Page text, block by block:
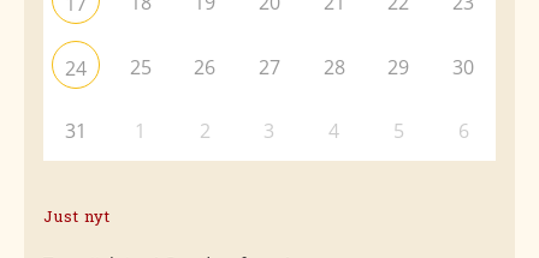
24 25 26 27 28 29 30
31 1 2 3 4 5 6
Just nyt